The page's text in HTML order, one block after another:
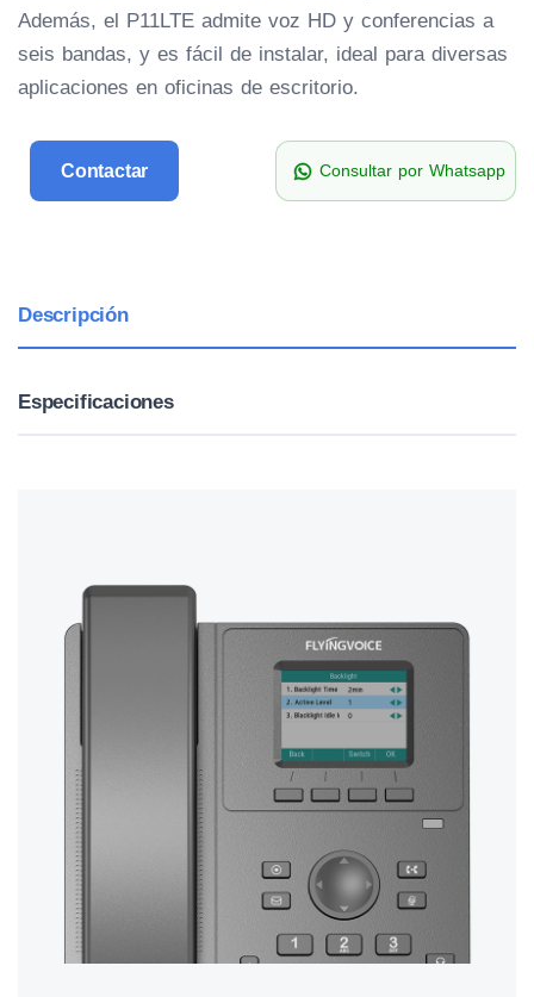
Además, el P11LTE admite voz HD y conferencias a
seis bandas, y es fácil de instalar, ideal para diversas
aplicaciones en oficinas de escritorio.
Contactar Consultar por Whatsapp
Descripción
Especificaciones